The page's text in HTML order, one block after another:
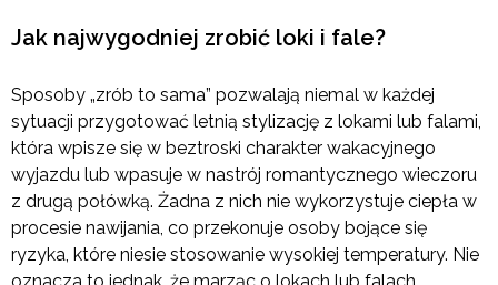
Jak najwygodniej zrobić loki i fale?
Sposoby „zrób to sama” pozwalają niemal w każdej
sytuacji przygotować letnią stylizację z lokami lub falami,
która wpisze się w beztroski charakter wakacyjnego
wyjazdu lub wpasuje w nastrój romantycznego wieczoru
z drugą połówką. Żadna z nich nie wykorzystuje ciepła w
procesie nawijania, co przekonuje osoby bojące się
ryzyka, które niesie stosowanie wysokiej temperatury. Nie